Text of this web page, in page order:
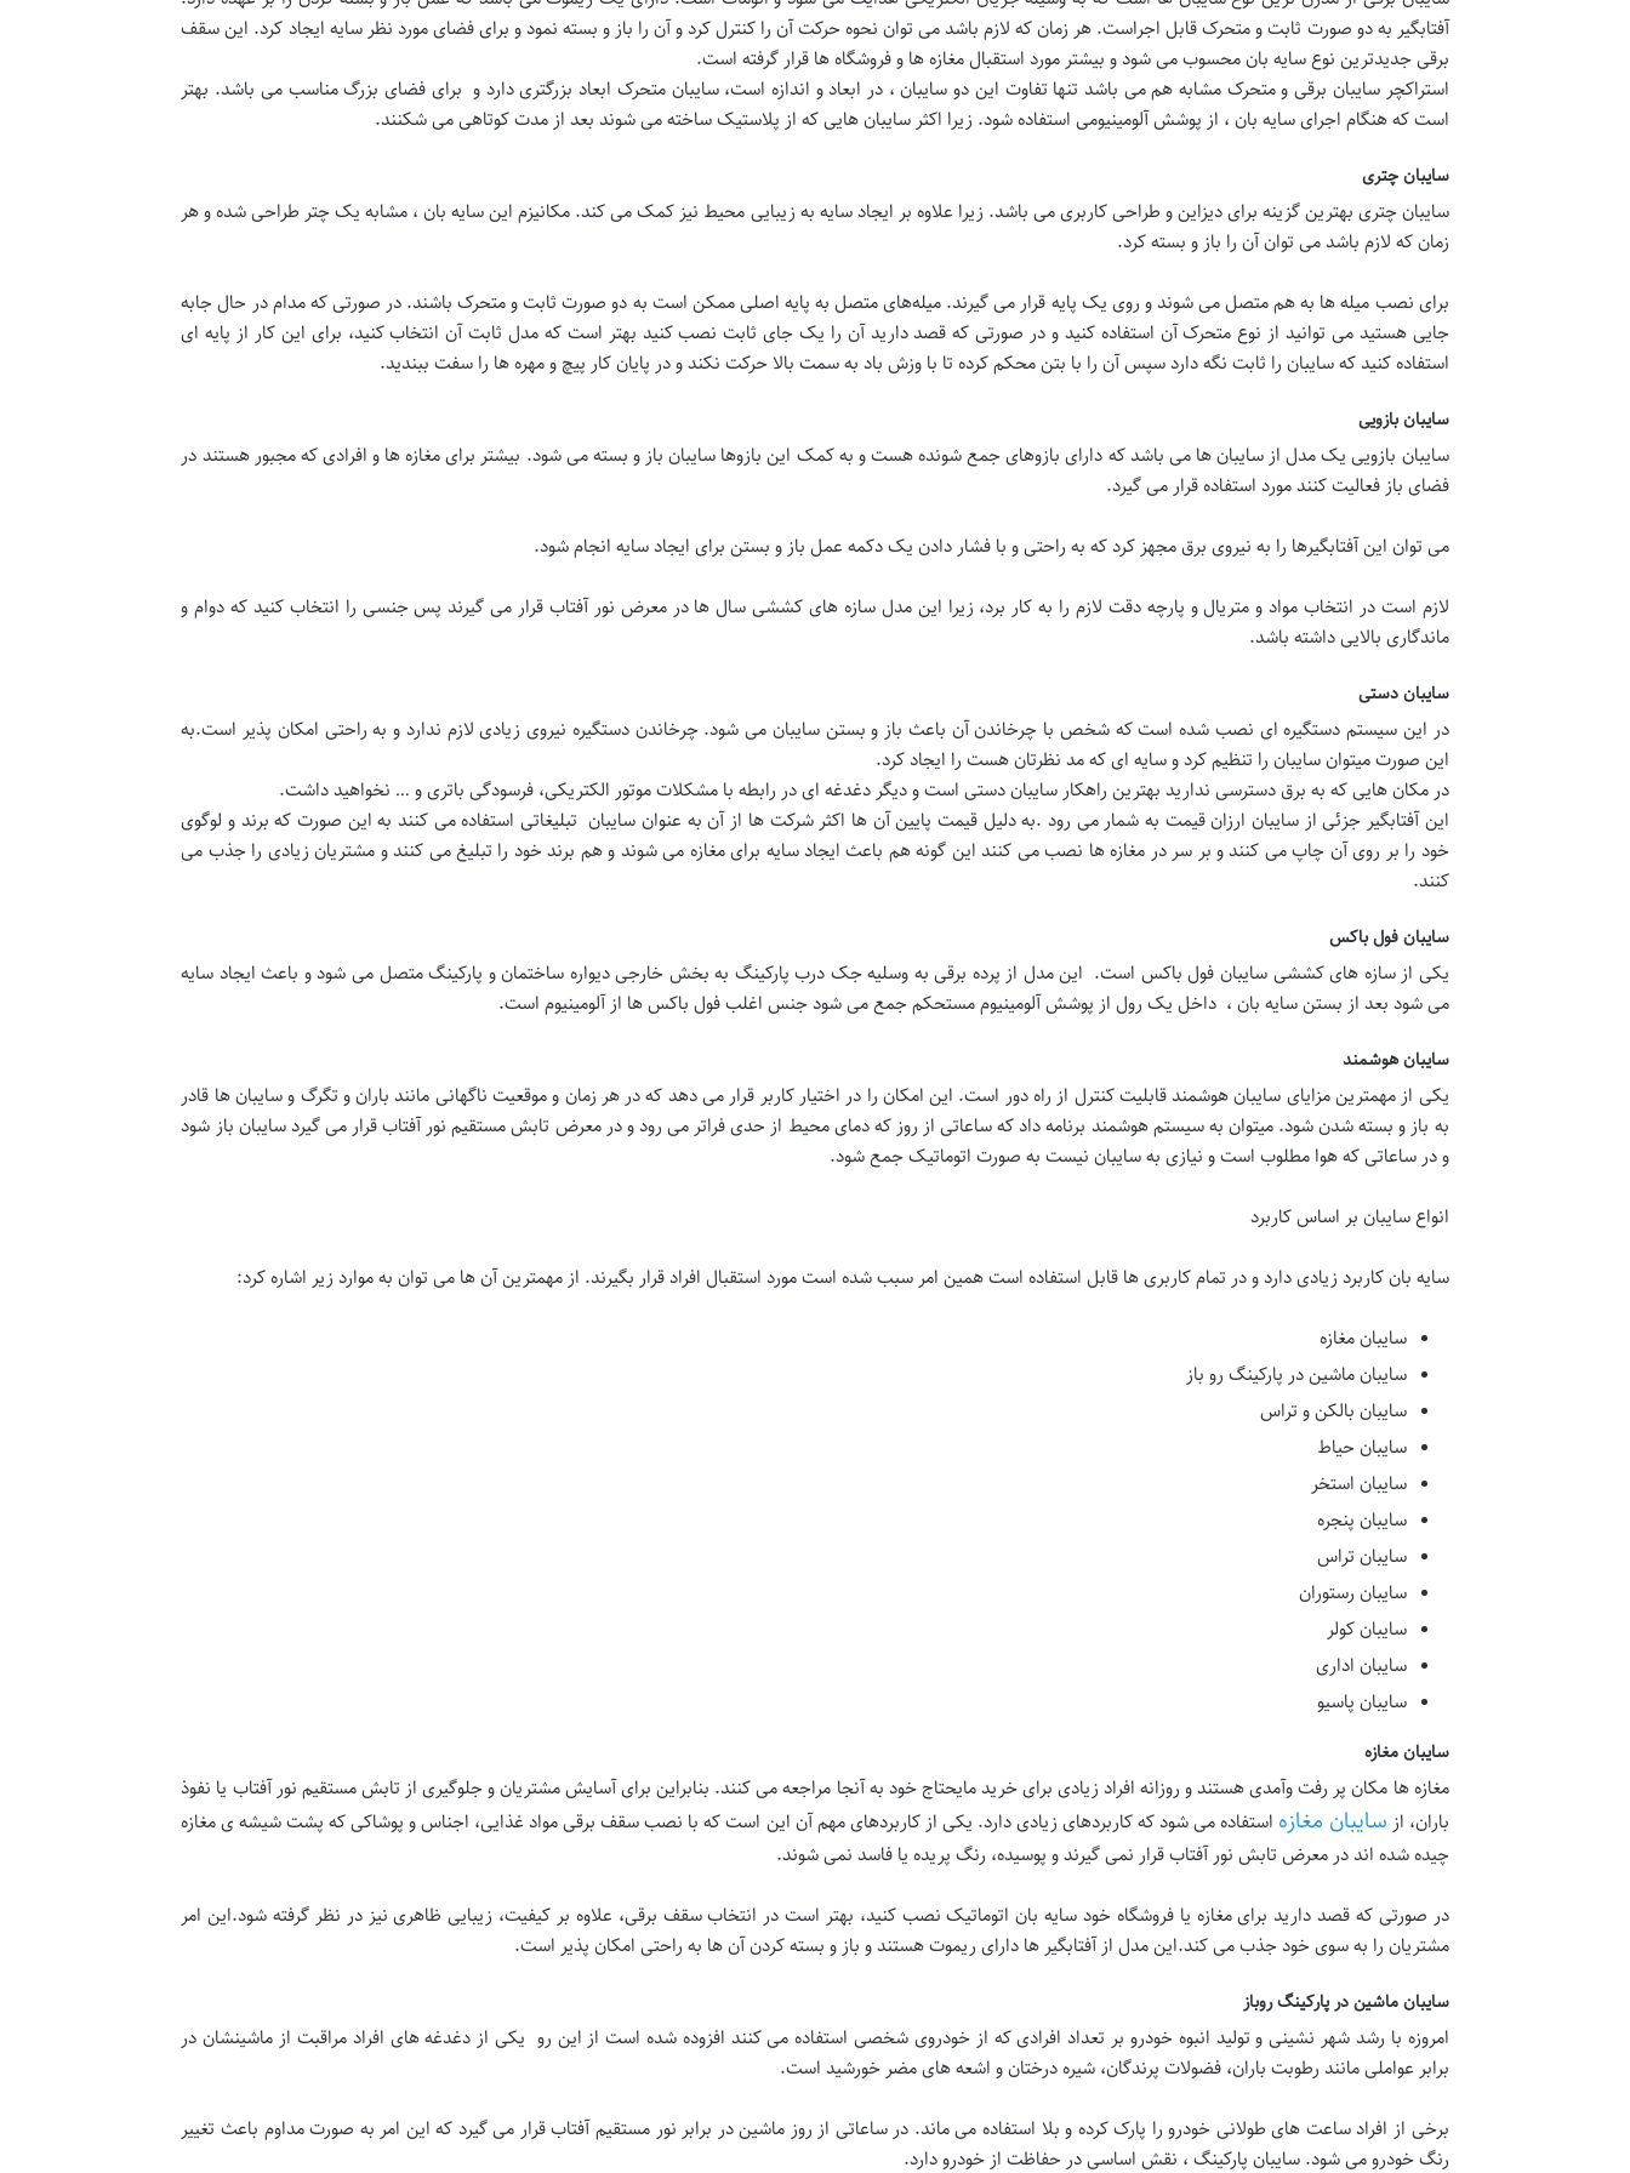
آفتابگیر به دو صورت ثابت و متحرک قابل اجراست. هر زمان که لازم باشد می توان نحوه حرکت آن را کنترل کرد و آن را باز و بسته نمود و برای فضای مورد نظر سایه ایجاد کرد. این سقف
برقی جدیدترین نوع سایه بان محسوب می شود و بیشتر مورد استقبال مغازه ها و فروشگاه ها قرار گرفته است.
استراکچر سایبان برقی و متحرک مشابه هم می باشد تنها تفاوت این دو سایبان ، در ابعاد و اندازه است، سایبان متحرک ابعاد بزرگتری دارد و برای فضای بزرگ مناسب می باشد. بهتر
است که هنگام اجرای سایه بان ، از پوشش آلومینیومی استفاده شود. زیرا اکثر سایبان هایی که از پلاستیک ساخته می شوند بعد از مدت کوتاهی می شکنند.
سایبان چتری
سایبان چتری بهترین گزینه برای دیزاین و طراحی کاربری می باشد. زیرا علاوه بر ایجاد سایه به زیبایی محیط نیز کمک می کند. مکانیزم این سایه بان ، مشابه یک چتر طراحی شده و هر
زمان که لازم باشد می توان آن را باز و بسته کرد.
برای نصب میله ها به هم متصل می شوند و روی یک پایه قرار می گیرند. میله‌های متصل به پایه اصلی ممکن است به دو صورت ثابت و متحرک باشند. در صورتی که مدام در حال جابه
جایی هستید می توانید از نوع متحرک آن استفاده کنید و در صورتی که قصد دارید آن را یک جای ثابت نصب کنید بهتر است که مدل ثابت آن انتخاب کنید، برای این کار از پایه ای
استفاده کنید که سایبان را ثابت نگه دارد سپس آن را با بتن محکم کرده تا با وزش باد به سمت بالا حرکت نکند و در پایان کار پیچ و مهره ها را سفت ببندید.
سایبان بازویی
سایبان بازویی یک مدل از سایبان ها می باشد که دارای بازوهای جمع شونده هست و به کمک این بازوها سایبان باز و بسته می شود. بیشتر برای مغازه ها و افرادی که مجبور هستند در
فضای باز فعالیت کنند مورد استفاده قرار می گیرد.
می توان این آفتابگیرها را به نیروی برق مجهز کرد که به راحتی و با فشار دادن یک دکمه عمل باز و بستن برای ایجاد سایه انجام شود.
لازم است در انتخاب مواد و متریال و پارچه دقت لازم را به کار برد، زیرا این مدل سازه های کششی سال ها در معرض نور آفتاب قرار می گیرند پس جنسی را انتخاب کنید که دوام و
ماندگاری بالایی داشته باشد.
سایبان دستی
در این سیستم دستگیره ای نصب شده است که شخص با چرخاندن آن باعث باز و بستن سایبان می شود. چرخاندن دستگیره نیروی زیادی لازم ندارد و به راحتی امکان پذیر است.به
این صورت میتوان سایبان را تنظیم کرد و سایه ای که مد نظرتان هست را ایجاد کرد.
در مکان هایی که به برق دسترسی ندارید بهترین راهکار سایبان دستی است و دیگر دغدغه ای در رابطه با مشکلات موتور الکتریکی، فرسودگی باتری و … نخواهید داشت.
این آفتابگیر جزئی از سایبان ارزان قیمت به شمار می رود .به دلیل قیمت پایین آن ها اکثر شرکت ها از آن به عنوان سایبان تبلیغاتی استفاده می کنند به این صورت که برند و لوگوی
خود را بر روی آن چاپ می کنند و بر سر در مغازه ها نصب می کنند این گونه هم باعث ایجاد سایه برای مغازه می شوند و هم برند خود را تبلیغ می کنند و مشتریان زیادی را جذب می
کنند.
سایبان فول باکس
یکی از سازه های کششی سایبان فول باکس است. این مدل از پرده برقی به وسلیه جک درب پارکینگ به بخش خارجی دیواره ساختمان و پارکینگ متصل می شود و باعث ایجاد سایه
می شود بعد از بستن سایه بان ، داخل یک رول از پوشش آلومینیوم مستحکم جمع می شود جنس اغلب فول باکس ها از آلومینیوم است.
سایبان هوشمند
یکی از مهمترین مزایای سایبان هوشمند قابلیت کنترل از راه دور است. این امکان را در اختیار کاربر قرار می دهد که در هر زمان و موقعیت ناگهانی مانند باران و تگرگ و سایبان ها قادر
به باز و بسته شدن شود. میتوان به سیستم هوشمند برنامه داد که ساعاتی از روز که دمای محیط از حدی فراتر می رود و در معرض تابش مستقیم نور آفتاب قرار می گیرد سایبان باز شود
و در ساعاتی که هوا مطلوب است و نیازی به سایبان نیست به صورت اتوماتیک جمع شود.
انواع سایبان بر اساس کاربرد
سایه بان کاربرد زیادی دارد و در تمام کاربری ها قابل استفاده است همین امر سبب شده است مورد استقبال افراد قرار بگیرند. از مهمترین آن ها می توان به موارد زیر اشاره کرد:
سایبان مغازه
سایبان ماشین در پارکینگ رو باز
سایبان بالکن و تراس
سایبان حیاط
سایبان استخر
سایبان پنجره
سایبان تراس
سایبان رستوران
سایبان کولر
سایبان اداری
سایبان پاسیو
سایبان مغازه
مغازه ها مکان پر رفت وآمدی هستند و روزانه افراد زیادی برای خرید مایحتاج خود به آنجا مراجعه می کنند. بنابراین برای آسایش مشتریان و جلوگیری از تابش مستقیم نور آفتاب یا نفوذ
باران، از سایبان مغازه استفاده می شود که کاربردهای زیادی دارد. یکی از کاربردهای مهم آن این است که با نصب سقف برقی مواد غذایی، اجناس و پوشاکی که پشت شیشه ی مغازه
چیده شده اند در معرض تابش نور آفتاب قرار نمی گیرند و پوسیده، رنگ پریده یا فاسد نمی شوند.
در صورتی که قصد دارید برای مغازه یا فروشگاه خود سایه بان اتوماتیک نصب کنید، بهتر است در انتخاب سقف برقی، علاوه بر کیفیت، زیبایی ظاهری نیز در نظر گرفته شود.این امر
مشتریان را به سوی خود جذب می کند.این مدل از آفتابگیر ها دارای ریموت هستند و باز و بسته کردن آن ها به راحتی امکان پذیر است.
سایبان ماشین در پارکینگ روباز
امروزه با رشد شهر نشینی و تولید انبوه خودرو بر تعداد افرادی که از خودروی شخصی استفاده می کنند افزوده شده است از این رو یکی از دغدغه های افراد مراقبت از ماشینشان در
برابر عواملی مانند رطوبت باران، فضولات پرندگان، شیره درختان و اشعه های مضر خورشید است.
برخی از افراد ساعت های طولانی خودرو را پارک کرده و بلا استفاده می ماند. در ساعاتی از روز ماشین در برابر نور مستقیم آفتاب قرار می گیرد که این امر به صورت مداوم باعث تغییر
رنگ خودرو می شود. سایبان پارکینگ ، نقش اساسی در حفاظت از خودرو دارد.